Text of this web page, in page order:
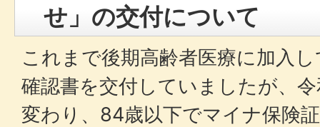
せ」の交付について
これまで後期高齢者医療に加入
確認書を交付していましたが、
変わり、84歳以下でマイナ保険